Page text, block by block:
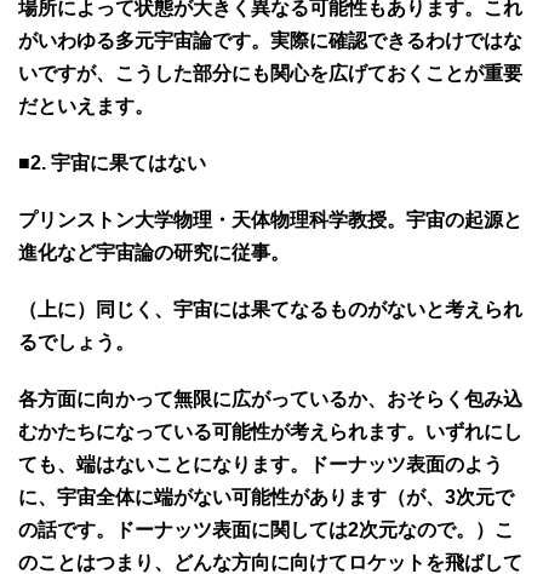
場所によって状態が大きく異なる可能性もあります。これ
がいわゆる多元宇宙論です。実際に確認できるわけではな
いですが、こうした部分にも関心を広げておくことが重要
だといえます。
■2. 宇宙に果てはない
プリンストン大学物理・天体物理科学教授。宇宙の起源と
進化など宇宙論の研究に従事。
（上に）同じく、宇宙には果てなるものがないと考えられ
るでしょう。
各方面に向かって無限に広がっているか、おそらく包み込
むかたちになっている可能性が考えられます。いずれにし
ても、端はないことになります。ドーナッツ表面のよう
に、宇宙全体に端がない可能性があります（が、3次元で
の話です。ドーナッツ表面に関しては2次元なので。）こ
のことはつまり、どんな方向に向けてロケットを飛ばして